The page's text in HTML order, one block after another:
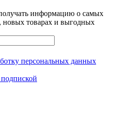
информацию о самых
новых товарах и выгодных
персональных данных